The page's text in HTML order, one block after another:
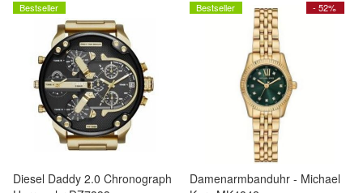
Bestseller
Diesel Daddy 2.0 Chronograph
- 52%
Bestseller
Damenarmbanduhr - Michael